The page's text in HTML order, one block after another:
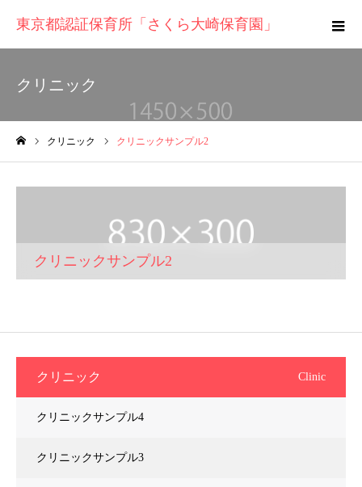
東京都認証保育所「さくら大崎保育園」
クリニック
クリニック クリニックサンプル2
クリニックサンプル2
クリニック Clinic
クリニックサンプル4
クリニックサンプル3